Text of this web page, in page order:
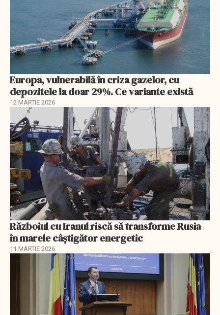
Europa, vulnerabilă în criza gazelor, cu
depozitele la doar 29%. Ce variante există
12 MARTIE 2026
Războiul cu Iranul riscă să transforme Rusia
în marele câștigător energetic
11 MARTIE 2026